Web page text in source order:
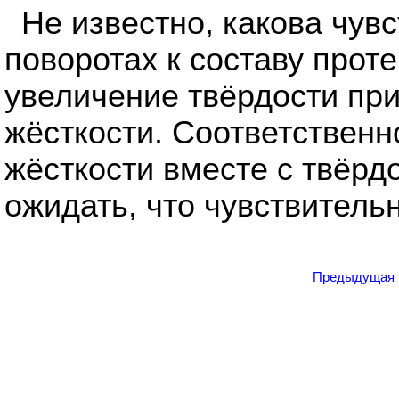
Не известно, какова
поворотах к составу
увеличение твёрдости
жёсткости.
жёсткости вместе с
ожидать, что
Предыдущая